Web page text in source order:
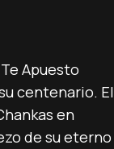
Apuesto
centenario. El
en
de su eterno